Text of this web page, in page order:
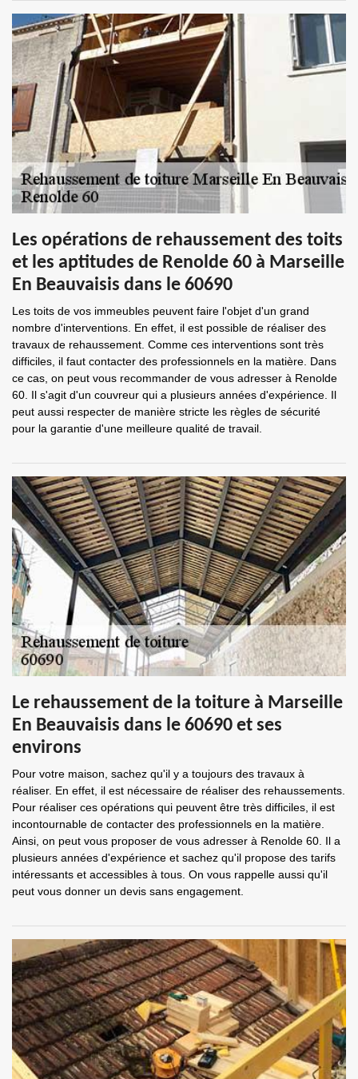
Les opérations de rehaussement des toits
et les aptitudes de Renolde 60 à Marseille
En Beauvaisis dans le 60690
Les toits de vos immeubles peuvent faire l'objet d'un grand
nombre d'interventions. En effet, il est possible de réaliser des
travaux de rehaussement. Comme ces interventions sont très
difficiles, il faut contacter des professionnels en la matière. Dans
ce cas, on peut vous recommander de vous adresser à Renolde
60. Il s'agit d'un couvreur qui a plusieurs années d'expérience. Il
peut aussi respecter de manière stricte les règles de sécurité
pour la garantie d'une meilleure qualité de travail.
Le rehaussement de la toiture à Marseille
En Beauvaisis dans le 60690 et ses
environs
Pour votre maison, sachez qu'il y a toujours des travaux à
réaliser. En effet, il est nécessaire de réaliser des rehaussements.
Pour réaliser ces opérations qui peuvent être très difficiles, il est
incontournable de contacter des professionnels en la matière.
Ainsi, on peut vous proposer de vous adresser à Renolde 60. Il a
plusieurs années d'expérience et sachez qu'il propose des tarifs
intéressants et accessibles à tous. On vous rappelle aussi qu'il
peut vous donner un devis sans engagement.